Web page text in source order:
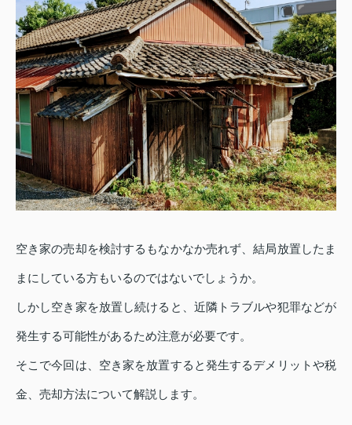
空き家の売却を検討するもなかなか売れず、結局放置したま
まにしている方もいるのではないでしょうか。
しかし空き家を放置し続けると、近隣トラブルや犯罪などが
発生する可能性があるため注意が必要です。
そこで今回は、空き家を放置すると発生するデメリットや税
金、売却方法について解説します。